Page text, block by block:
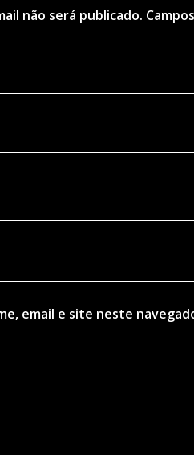
não será publicado.
email e site neste